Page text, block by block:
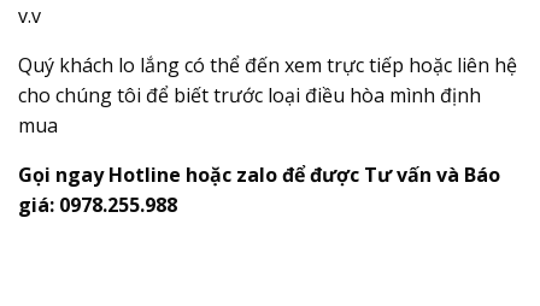
v.v
Quý khách lo lắng có thể đến xem trực tiếp hoặc liên hệ
cho chúng tôi để biết trước loại điều hòa mình định
mua
Gọi ngay Hotline hoặc zalo để được Tư vấn và Báo
giá: 0978.255.988